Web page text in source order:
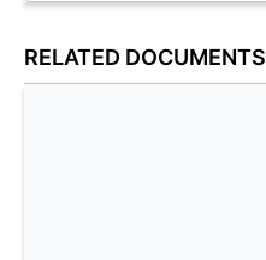
RELATED DOCUMENTS